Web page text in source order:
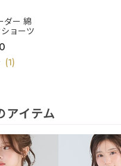
ダー 綿
ョーツ
(1)
アイテム